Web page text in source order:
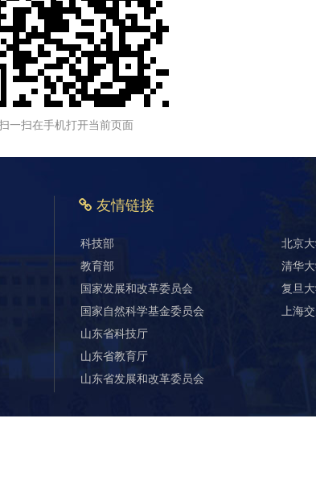
一扫在手机打开当前页面
友情链接
科技部
教育部
国家发展和改革委员会
国家自然科学基金委员会
山东省科技厅
山东省教育厅
山东省发展和改革委员会
北京
清华
复旦
上海